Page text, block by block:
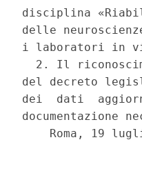
disciplina
delle
i laboratori in
2. Il
del decreto
dei  dati
documentazione
Roma, 19